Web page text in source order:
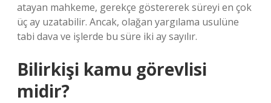
atayan mahkeme, gerekçe göstererek süreyi en çok
üç ay uzatabilir. Ancak, olağan yargılama usulüne
tabi dava ve işlerde bu süre iki ay sayılır.
Bilirkişi kamu görevlisi
midir?